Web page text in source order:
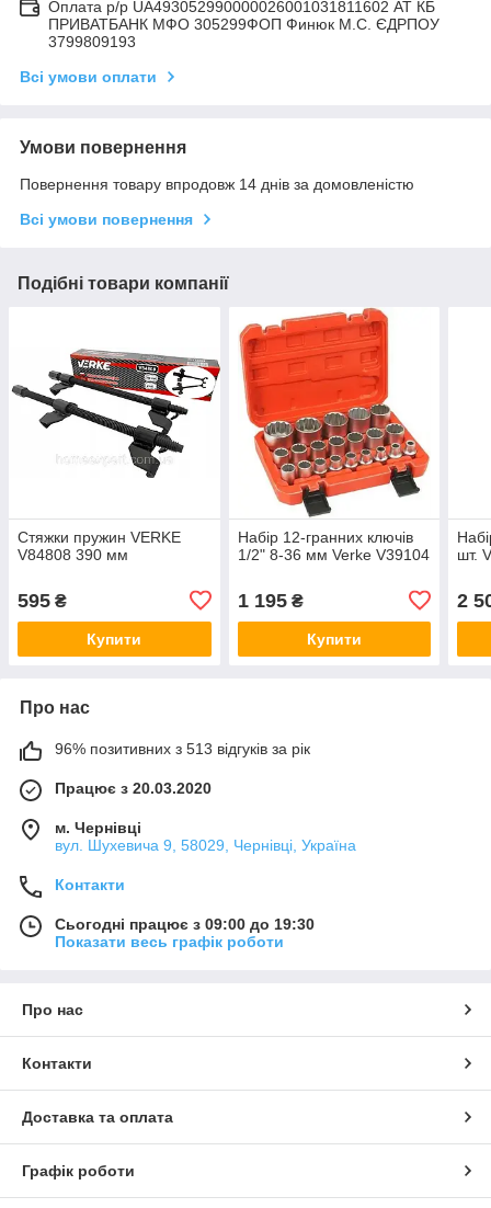
Оплата р/р UA493052990000026001031811602 АТ КБ
ПРИВАТБАНК МФО 305299ФОП Финюк М.С. ЄДРПОУ
3799809193
Всі умови оплати
Умови повернення
Повернення товару впродовж 14 днів за домовленістю
Всі умови повернення
Подібні товари компанії
Стяжки пружин VERKE
V84808 390 мм
595 ₴
Купити
Набір 12-гранних ключів
1/2" 8-36 мм Verke V39104
1 195₴
Купити
шт.
2
Про нас
96% позитивних з 513 відгуків за рік
Працює з 20.03.2020
м. Чернівці
вул. Шухевича 9, 58029, Чернівці, Україна
Контакти
Сьогодні працює з 09:00 до 19:30
Показати весь графік роботи
Про нас
Контакти
Доставка та оплата
Графік роботи